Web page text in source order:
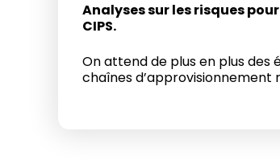
Analyses sur les risques
CIPS.
On attend de plus en plus des
chaînes